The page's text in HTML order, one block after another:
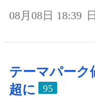
08月08日 18:39
テーマパーク
超に
95